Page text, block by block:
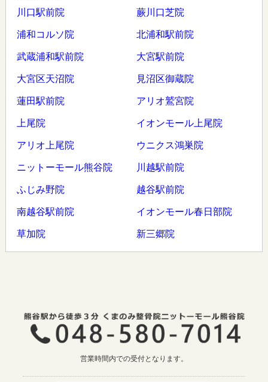
川口駅前院
蕨川口芝院
浦和コルソ院 北浦和駅前院
武蔵浦和駅前院 大宮駅前院
大宮区天沼院 見沼区御蔵院
蓮田駅前院 アリオ鷲宮院
上尾院 イオンモール上尾院
アリオ上尾院 ウニクス鴻巣院
ニットーモール熊谷院 川越駅前院
ふじみ野院 越谷駅前院
南越谷駅前院 イオンモール春日部院
草加院 新三郷院
営業時間内での受付となります。